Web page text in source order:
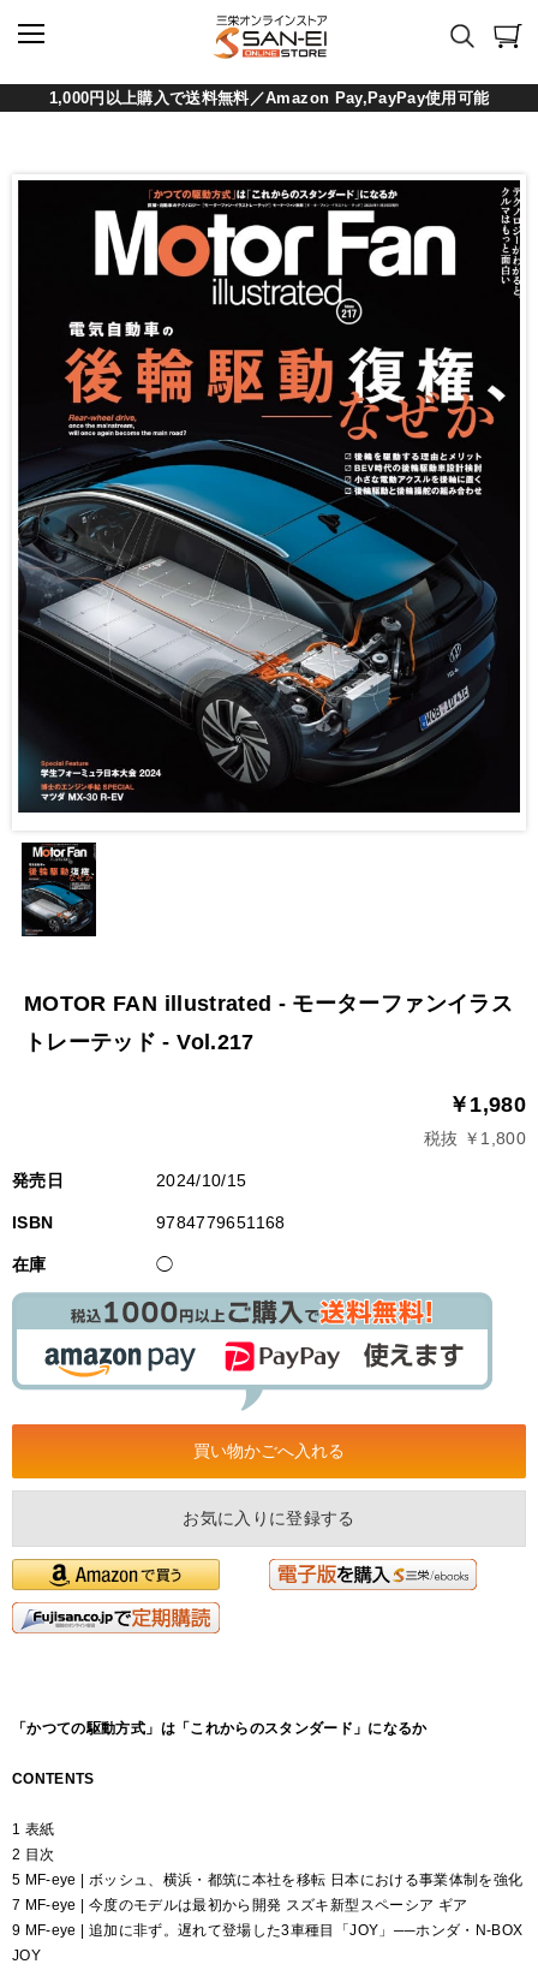
1,000円以上購入で送料無料／Amazon Pay,PayPay使用可能
MOTOR FAN illustrated - モーターファンイラス
トレーテッド - Vol.217
￥1,980
税抜 ￥1,800
発売日 2024/10/15
ISBN 9784779651168
在庫 ◯
お気に入りに登録する
「かつての駆動方式」は「これからのスタンダード」になるか
CONTENTS
1 表紙
2 目次
5 MF-eye | ボッシュ、横浜・都筑に本社を移転 日本における事業体制を強化
7 MF-eye | 今度のモデルは最初から開発 スズキ新型スペーシア ギア
9 MF-eye | 追加に非ず。遅れて登場した3車種目「JOY」──ホンダ・N-BOX
JOY